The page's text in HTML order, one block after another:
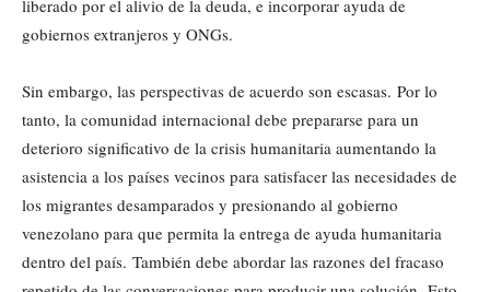
liberado por el alivio de la deuda, e incorporar ayuda de
gobiernos extranjeros y ONGs.
Sin embargo, las perspectivas de acuerdo son escasas. Por lo
tanto, la comunidad internacional debe prepararse para un
deterioro significativo de la crisis humanitaria aumentando la
asistencia a los países vecinos para satisfacer las necesidades de
los migrantes desamparados y presionando al gobierno
venezolano para que permita la entrega de ayuda humanitaria
dentro del país. También debe abordar las razones del fracaso